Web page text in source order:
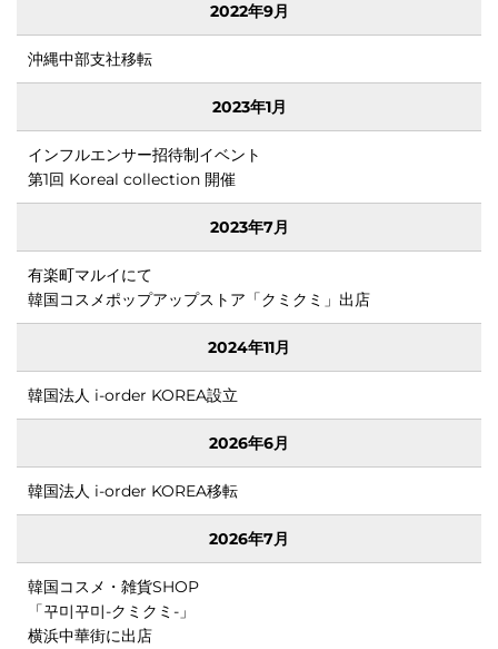
ECへ誘
る。
2022年9月
沖縄中部支社移転
2023年1月
インフルエンサー招待制イベント
第1回 Koreal collection 開催
2023年7月
有楽町マルイにて
韓国コスメポップアップストア「クミクミ」出店
2024年11月
韓国法人 i-order KOREA設立
2026年6月
韓国法人 i-order KOREA移転
2026年7月
韓国コスメ・雑貨SHOP
「꾸미꾸미-クミクミ-」
横浜中華街に出店